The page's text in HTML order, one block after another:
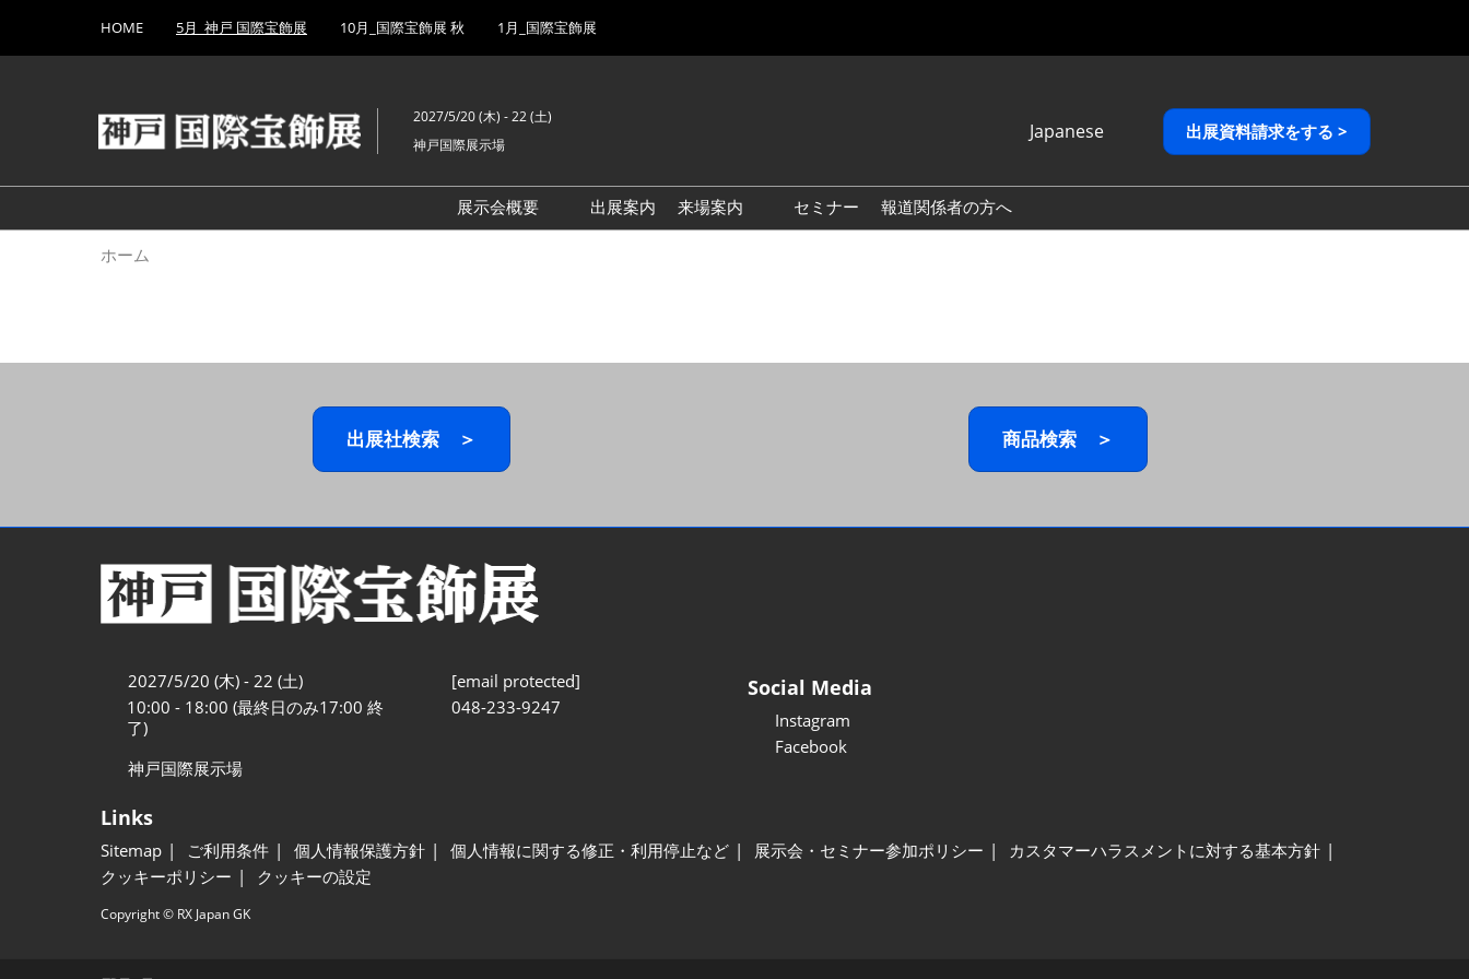
キ
し
て
to
HOME 5月_神戸 国際宝飾展 10月_国際宝飾展 秋 1月_国際宝飾展
2027/5/20 (木) - 22 (土)
神戸国際展示場
Japanese
English
繁體中文
出展資料請求をする >
展示会概要
出展案内
来場案内
セミナー 報道関係者の方へ
ホーム
出展社検索 ＞ 商品検索 ＞
2027/5/20 (木) - 22 (土)
10:00 - 18:00 (最終日のみ17:00 終
了)
神戸国際展示場
[email protected]
048-233-9247
Social Media
Instagram
Facebook
Links
Sitemap ご利用条件 個人情報保護方針 個人情報に関する修正・利用停止など 展示会・セミナー参加ポリシー
カスタマーハラスメントに対する基本方針
クッキーポリシー
クッキーの設定
Copyright © RX Japan GK